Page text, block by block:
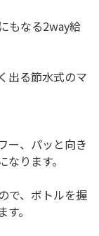
もなる2way給
出る節水式のマ
ー、パッと向き
ります。
で、ボトルを握
。